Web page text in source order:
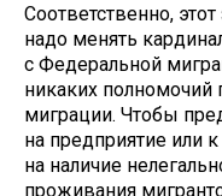
Соответственно,
надо менять
с Федеральной
никаких
миграции. Чтобы
на предприятие или
на наличие
проживания